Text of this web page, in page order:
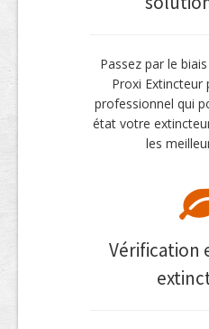
Passez par le
Proxi Extincteur
professionnel qui
état votre
les
Vérification